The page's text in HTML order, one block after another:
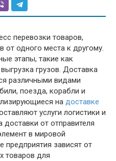
перевозки товаров,
от одного места к другому.
этапы, такие как
грузов. Доставка
различными видами
поезда, корабли и
на доставке
услуги логистики и
от отправителя
в мировой
предприятия зависят от
товаров для